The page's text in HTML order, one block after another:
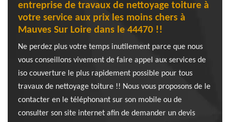
entreprise de travaux de nettoyage toiture à
votre service aux prix les moins chers à
Mauves Sur Loire dans le 44470 !!
Ne perdez plus votre temps inutilement parce que nous
vous conseillons vivement de faire appel aux services de
iso couverture le plus rapidement possible pour tous
travaux de nettoyage toiture !! Nous vous proposons de le
contacter en le téléphonant sur son mobile ou de
consulter son site internet afin de demander un devis